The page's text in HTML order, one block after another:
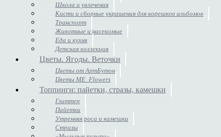
Школа и увлечения
Кисти и сборные украшения для корешков альбомов
Транспорт
Животные и насекомые
Еда и кухня
Детская коллекция
Цветы. Ягоды. Веточки
Цветы от АртБутон
Цветы ME_Flowers
Топпинги: пайетки, стразы, камешки
Глиттер
Пайетки
Утренняя роса и камешки
Стразы